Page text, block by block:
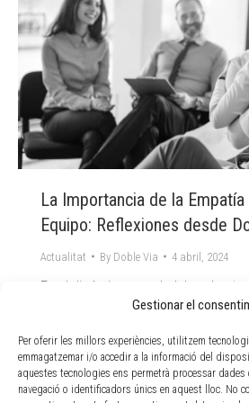
Gestionar el
Per oferir les millors experiències, utilitzem
emmagatzemar i/o accedir a la informació del
aquestes tecnologies ens permetrà processar dades
navegació o identificadors únics en aquest lloc. No
La Importancia de la
Equipo: Reflexiones desde
Actualitat By Doble Via 4 abril, 2024
En el dinámico mundo laboral
competencia y la producción
con entornos donde la
humana ocupan un lugar central.
departamento de Gestión del